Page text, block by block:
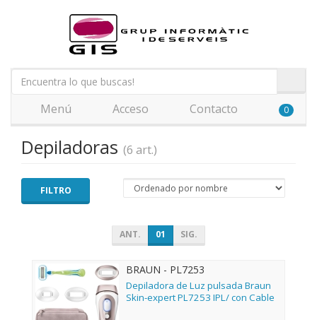
Menú Acceso Contacto 0
Depiladoras (6 art.)
FILTRO
ANT. 01 SIG.
BRAUN - PL7253
Depiladora de Luz pulsada Braun
Skin-expert PL7253 IPL/ con Cable